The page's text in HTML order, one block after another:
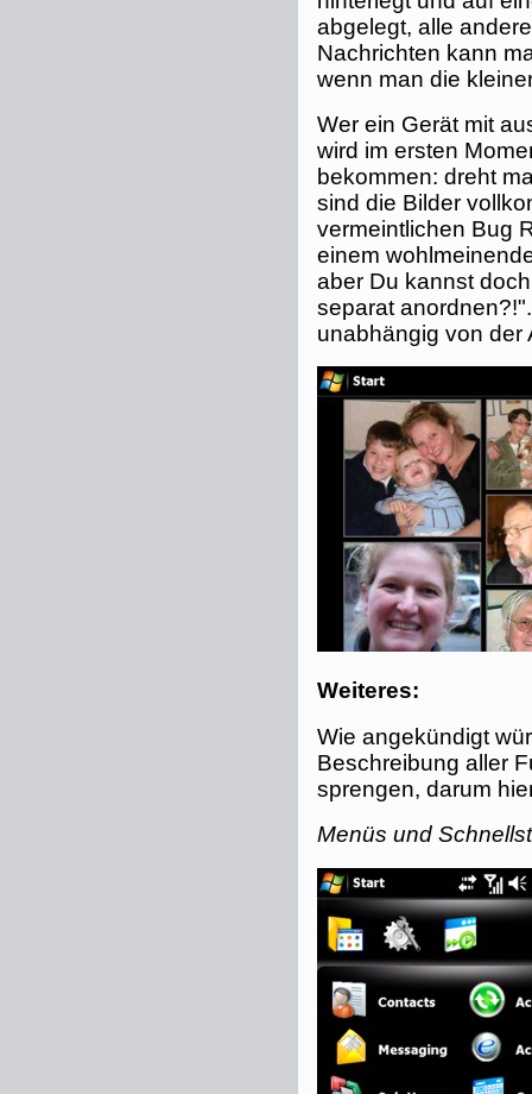
abgelegt, alle
Nachrichten kann
wenn man die
Wer ein Gerät mit
wird im ersten
bekommen: dreht
sind die Bilder
vermeintlichen Bug
einem
aber Du kannst
separat
unabhängig von der
Weiteres:
Wie angekündigt
Beschreibung aller
sprengen, darum
Menüs und